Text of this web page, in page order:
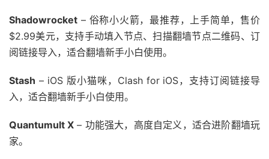
Shadowrocket – 俗称小火箭，最推荐，上手简单，售价
$2.99美元，支持手动填入节点、扫描翻墙节点二维码、订
阅链接导入，适合翻墙新手小白使用。
Stash – iOS 版小猫咪，Clash for iOS，支持订阅链接导
入，适合翻墙新手小白使用。
Quantumult X – 功能强大，高度自定义，适合进阶翻墙玩
家。